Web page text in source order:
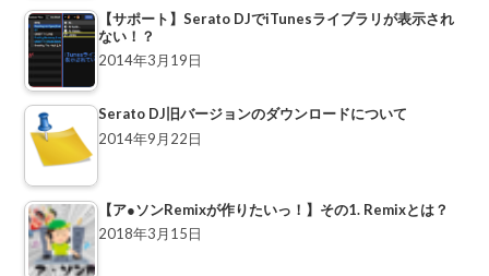
【サポート】Serato DJでiTunesライブラリが表示され
ない！？
2014年3月19日
Serato DJ旧バージョンのダウンロードについて
2014年9月22日
【ア●ソンRemixが作りたいっ！】その1. Remixとは？
2018年3月15日